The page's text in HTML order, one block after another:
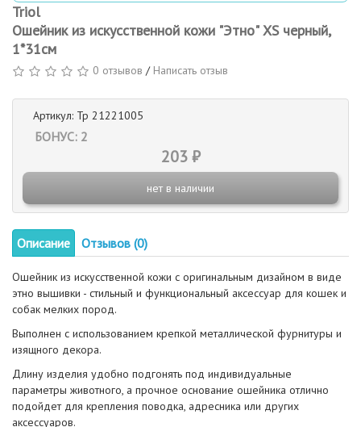
Triol
Ошейник из искусственной кожи "Этно" XS черный,
1*31см
0 отзывов / Написать отзыв
Артикул: Тр 21221005
БОНУС: 2
203 ₽
нет в наличии
Описание Отзывов (0)
Ошейник из искусственной кожи с оригинальным дизайном в виде
этно вышивки - стильный и функциональный аксессуар для кошек и
собак мелких пород.
Выполнен с использованием крепкой металлической фурнитуры и
изящного декора.
Длину изделия удобно подгонять под индивидуальные
параметры животного, а прочное основание ошейника отлично
подойдет для крепления поводка, адресника или других
аксессуаров.